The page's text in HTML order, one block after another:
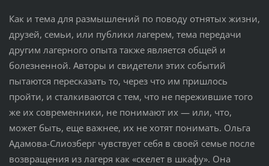
Как и тема для размышлений по поводу отнятых жизни,
друзей, семьи, или публики лагерем, тема передачи
другим лагерного опыта также является общей и
болезненной. Авторы и свидетели этих событий
пытаются пересказать то, через что им пришлось
пройти, и сталкиваются с тем, что не пережившие того
же их современники, не понимают их — или, что,
может быть, еще важнее, их не хотят понимать. Ольга
Адамова-Слиозберг чувствует себя в своей семье после
возвращения из лагеря как «скелет в шкафу». Она